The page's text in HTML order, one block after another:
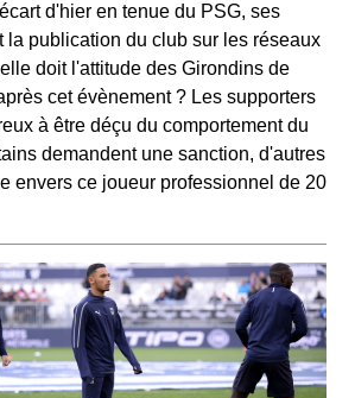
d'hier en tenue du PSG, ses
la publication du club sur les réseaux
doit l'attitude des Girondins de
cet évènement ? Les supporters
à être déçu du comportement du
demandent une sanction, d'autres
envers ce joueur professionnel de 20